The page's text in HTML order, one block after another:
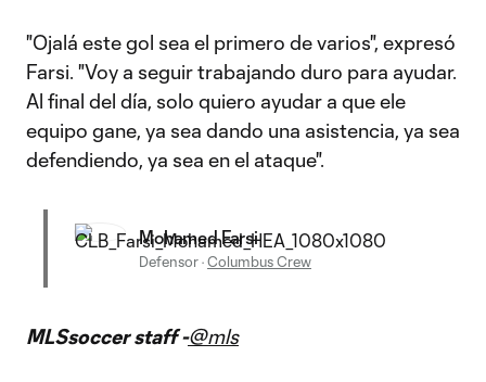
"Ojalá este gol sea el primero de varios", expresó
Farsi. "Voy a seguir trabajando duro para ayudar.
Al final del día, solo quiero ayudar a que ele
equipo gane, ya sea dando una asistencia, ya sea
defendiendo, ya sea en el ataque".
Mohamed Farsi
Defensor·Columbus Crew
MLSsoccer staff -@mls